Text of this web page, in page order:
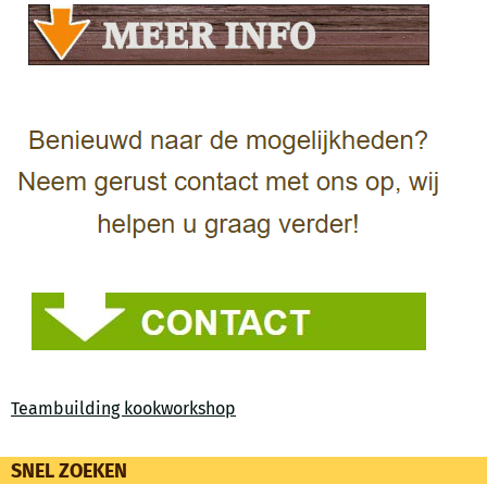
Teambuilding kookworkshop
SNEL ZOEKEN